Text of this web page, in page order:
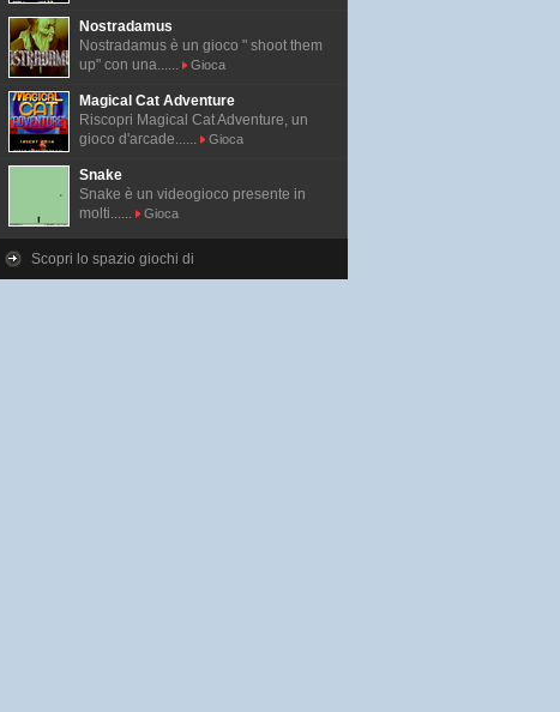
Nostradamus
Nostradamus è un gioco " shoot them
up" con una......
Gioca
Magical Cat Adventure
Riscopri Magical Cat Adventure, un
gioco d'arcade......
Gioca
Snake
Snake è un videogioco presente in
molti......
Gioca
Scopri lo spazio giochi di